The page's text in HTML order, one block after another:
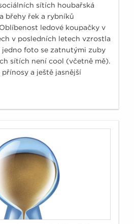
sítích houbařská
břehy řek a rybníků
ledové koupačky v
v posledních letech vzrostla
jedno foto se zatnutými zuby
sítích není cool (včetně mě).
a ještě jasnější